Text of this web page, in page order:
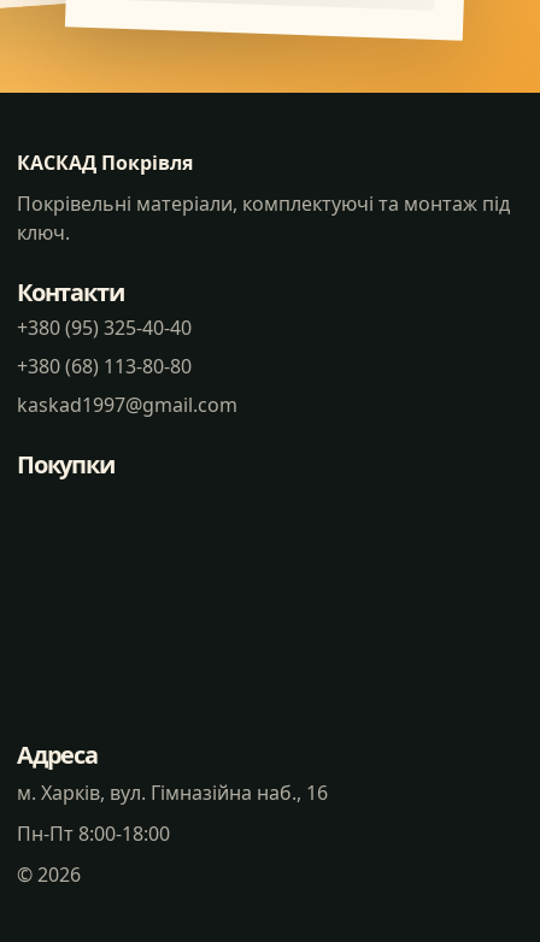
КАСКАД Покрівля
Покрівельні матеріали, комплектуючі та монтаж під
ключ.
Контакти
+380 (95) 325-40-40
+380 (68) 113-80-80
kaskad1997@gmail.com
Покупки
Адреса
м. Харків, вул. Гімназійна наб., 16
Пн-Пт 8:00-18:00
©2026